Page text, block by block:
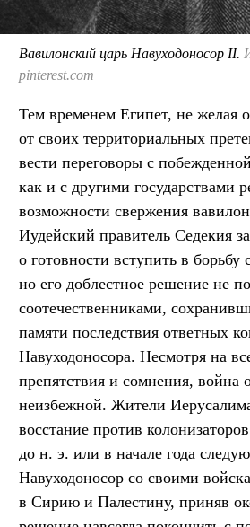
Вавилонский царь Навуходоносор II.
pinterest.com
Тем временем Египет, не желая
от своих территориальных
вести переговоры с побежденной
как и с другими государствами
возможности свержения
Иудейский правитель Седекия
о готовности вступить в борьбу
но его доблестное решение не
соотечественниками,
памяти последствия ответных
Навуходоносора. Несмотря на
препятствия и сомнения, война
неизбежной. Жители
восстание против
до н. э. или в начале года
Навуходоносор со своими
в Сирию и Палестину, приняв